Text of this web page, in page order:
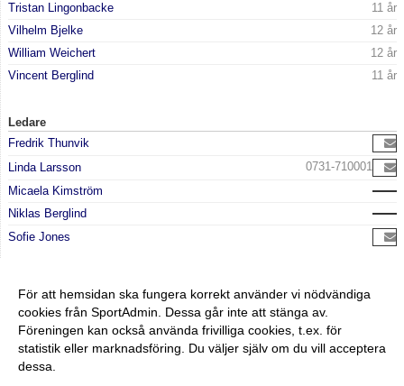
Tristan Lingonbacke
11 år
Vilhelm Bjelke
12 år
William Weichert
12 år
Vincent Berglind
11 år
Ledare
Fredrik Thunvik
Linda Larsson
0731-710001
Micaela Kimström
Niklas Berglind
Sofie Jones
För att hemsidan ska fungera korrekt använder vi nödvändiga
cookies från SportAdmin. Dessa går inte att stänga av.
Föreningen kan också använda frivilliga cookies, t.ex. för
statistik eller marknadsföring. Du väljer själv om du vill acceptera
dessa.